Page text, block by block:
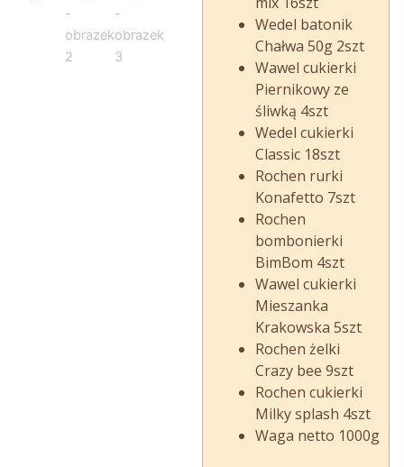
Wedel batonik
Chałwa 50g 2szt
Wawel cukierki
Piernikowy ze
śliwką 4szt
Wedel cukierki
Classic 18szt
Rochen rurki
Konafetto 7szt
Rochen
bombonierki
BimBom 4szt
Wawel cukierki
Mieszanka
Krakowska 5szt
Rochen żelki
Crazy bee 9szt
Rochen cukierki
Milky splash 4szt
Waga netto 1000g